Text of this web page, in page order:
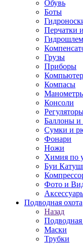
Обувь
Боты
Перчатки
Грузы
Приборы
Компасы
Консоли
Баллоны и
Сумки и
Фонари
Ножи
Химия по
Буи
Фото и
Подводная охота
Назад
Подводная
Маски
Трубки